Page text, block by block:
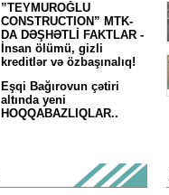
”TEYMUROĞLU
CONSTRUCTION” MTK-
DA DƏŞHƏTLİ FAKTLAR -
İnsan ölümü, gizli
kreditlər və özbaşınalıq!
Eşqi Bağırovun çətiri
altında yeni
HOQQABAZLIQLAR..